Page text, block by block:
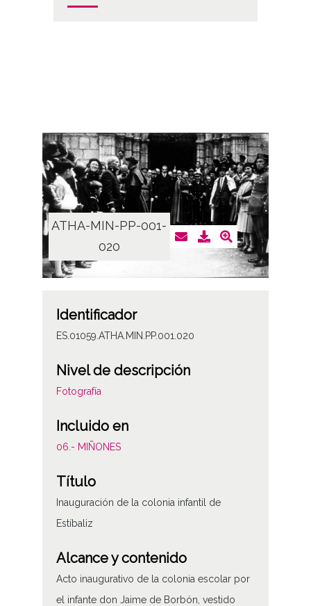
ATHA-MIN-PP-001-
020
Identificador
ES.01059.ATHA.MIN.PP.001.020
Nivel de descripción
Fotografía
Incluido en
06.- MIÑONES
Título
Inauguración de la colonia infantil de
Estíbaliz
Alcance y contenido
Acto inaugurativo de la colonia escolar por
el infante don Jaime de Borbón, vestido